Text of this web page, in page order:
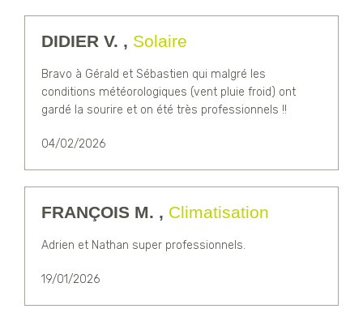
DIDIER V. , Solaire
Bravo à Gérald et Sébastien qui malgré les
conditions météorologiques (vent pluie froid) ont
gardé la sourire et on été très professionnels !!
04/02/2026
FRANÇOIS M. , Climatisation
Adrien et Nathan super professionnels.
19/01/2026